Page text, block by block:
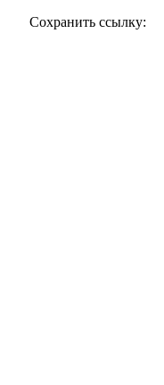
Сохранить ссылку: